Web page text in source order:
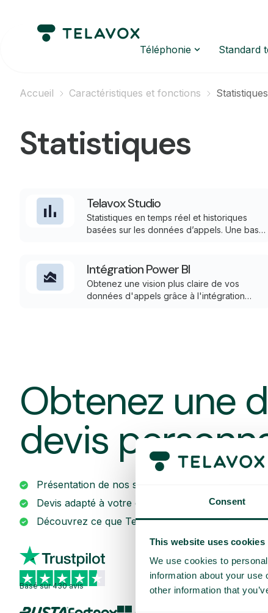
Consent
This website uses cookies
We use cookies to
information about your
other information that
Téléphonie Standard
Accueil Caractéristiques et fonctions Statistiques
Statistiques
Telavox Studio
Statistiques en temps réel et historiques
basées sur les données d’appels. Une base
prêtes à l’emploi ou d’exploiter les données
brutes via l’API.
Intégration Power BI
Obtenez une vision plus claire de vos
données d'appels grâce à l'intégration
Obtenez une
devis
Présentation de nos services
Devis adapté à votre entreprise
Découvrez ce que Telavox peut apporter à
Basé sur 430 avis